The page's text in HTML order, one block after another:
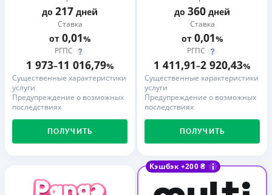
до 217 дней
Ставка
от 0,01%
РГПС
1 973–11 016,79%
Существенные характеристики
услуги
Предупреждение о возможных
последствиях
ПОЛУЧИТЬ
до 360 дней
Ставка
от 0,01%
РГПС
1 411,91–2 920,43%
Существенные характеристики
услуги
Предупреждение о возможных
последствиях
ПОЛУЧИТЬ
Кэшбэк +200 ₴